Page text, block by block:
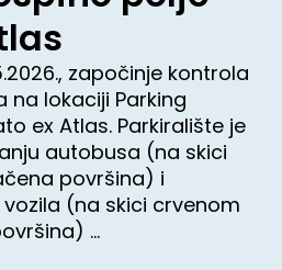
započinje kontrola
na lokaciji Parking
ex Atlas. Parkiralište je
autobusa (na skici
površina) i
(na skici crvenom
...